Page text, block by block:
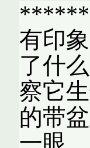
有印
了什
察它
的带